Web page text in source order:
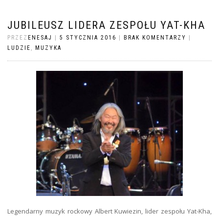
JUBILEUSZ LIDERA ZESPOŁU YAT-KHA
PRZEZ ENESAJ 5 STYCZNIA 2016 BRAK KOMENTARZY
LUDZIE , MUZYKA
Legendarny muzyk rockowy Albert Kuwiezin, lider zespołu Yat-Kha,